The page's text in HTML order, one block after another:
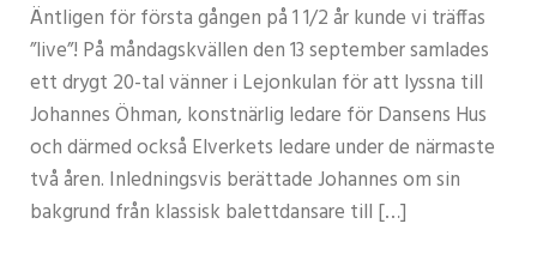
Äntligen för första gången på 1 1/2 år kunde vi träffas
”live”! På måndagskvällen den 13 september samlades
ett drygt 20-tal vänner i Lejonkulan för att lyssna till
Johannes Öhman, konstnärlig ledare för Dansens Hus
och därmed också Elverkets ledare under de närmaste
två åren. Inledningsvis berättade Johannes om sin
bakgrund från klassisk balettdansare till […]